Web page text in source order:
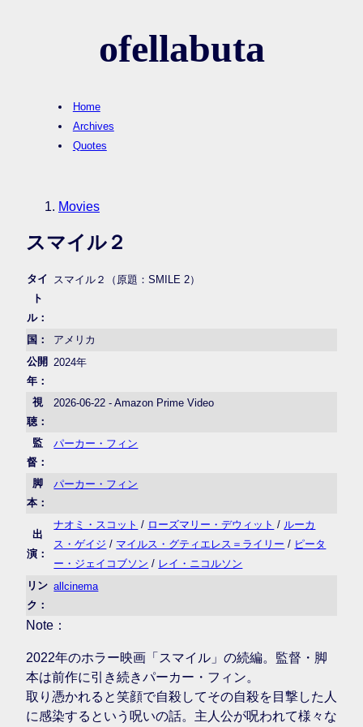
ofellabuta
Home
Archives
Quotes
Movies
スマイル２
タイ
ト
ル：
スマイル２（原題：SMILE 2）
国：
アメリカ
公開
年：
2024年
視
聴：
2026-06-22 - Amazon Prime Video
監
督：
パーカー・フィン
脚
本：
パーカー・フィン
出
演：
ナオミ・スコット / ローズマリー・デウィット / ルーカ
ス・ゲイジ / マイルス・グティエレス＝ライリー / ピータ
ー・ジェイコブソン / レイ・ニコルソン
リン
ク：
allcinema
Note：
2022年のホラー映画「スマイル」の続編。監督・脚
本は前作に引き続きパーカー・フィン。
取り憑かれると笑顔で自殺してその自殺を目撃した人
に感染するという呪いの話。主人公が呪われて様々な